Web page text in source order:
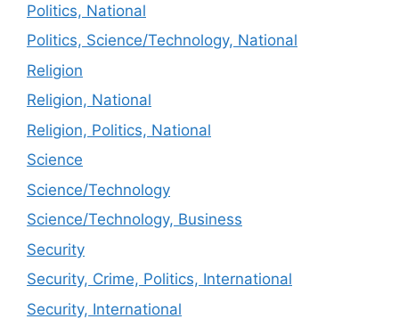
Politics, National
Politics, Science/Technology, National
Religion
Religion, National
Religion, Politics, National
Science
Science/Technology
Science/Technology, Business
Security
Security, Crime, Politics, International
Security, International